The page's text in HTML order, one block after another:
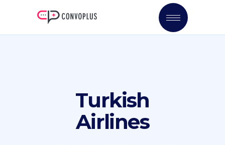
Turkish
Airlines